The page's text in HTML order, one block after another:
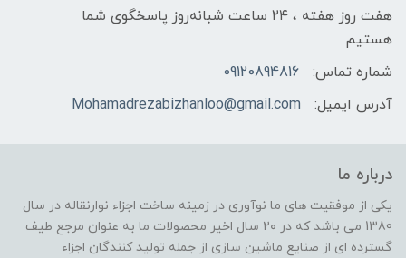
هفت روز هفته ، ۲۴ ساعت شبانه‌روز پاسخگوی شما
هستیم
شماره تماس:
09120894816
آدرس ایمیل:
Mohamadrezabizhanloo@gmail.com
درباره ما
یکی از موفقیت های ما نوآوری در زمینه ساخت اجزاء نوارنقاله در سال
1380 می باشد که در ۲۰ سال اخیر محصولات ما به عنوان مرجع طیف
گسترده ای از صنایع ماشین سازی از جمله تولید کنندگان اجزاء